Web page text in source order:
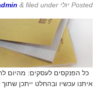
Posted יולי 15th, 2013 & filed under
כל הפנקסים לעסקים: מהיום
איתנו עכשיו ובהחלט ייתכן